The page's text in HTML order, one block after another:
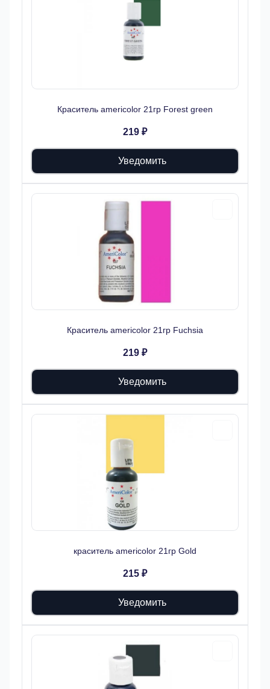
Краситель americolor 21гр Forest green
219 ₽
Уведомить
Краситель americolor 21гр Fuchsia
219 ₽
Уведомить
краситель americolor 21гр Gold
215 ₽
Уведомить